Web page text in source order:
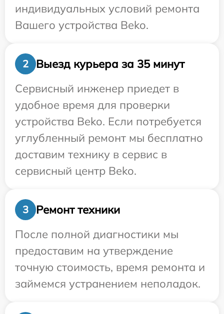
индивидуальных условий ремонта
Вашего устройства Beko.
2
Выезд курьера за 35 минут
Сервисный инженер приедет в
удобное время для проверки
устройства Beko. Если потребуется
углубленный ремонт мы бесплатно
доставим технику в сервис в
сервисный центр Beko.
3
Ремонт техники
После полной диагностики мы
предоставим на утверждение
точную стоимость, время ремонта и
займемся устранением неполадок.